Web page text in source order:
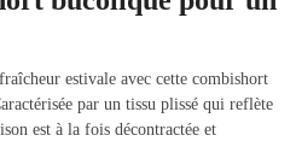
estivale avec cette combishort
par un tissu plissé qui reflète
est à la fois décontractée et